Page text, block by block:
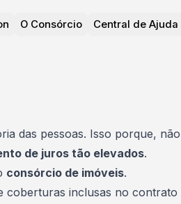
O Consórcio Central de Ajuda
das pessoas. Isso porque,
de juros tão elevados.
consórcio de imóveis.
coberturas inclusas no